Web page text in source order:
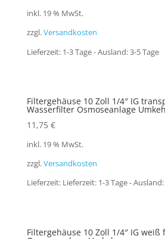
inkl. 19 % MwSt.
zzgl.Versandkosten
Lieferzeit: 1-3 Tage - Ausland: 3-5 Tage
Filtergehäuse 10 Zoll 1/4″ IG
Wasserfilter Osmoseanlage
11,75 €
inkl. 19 % MwSt.
zzgl.Versandkosten
Lieferzeit: Lieferzeit: 1-3 Tage -
Filtergehäuse 10 Zoll 1/4″ IG